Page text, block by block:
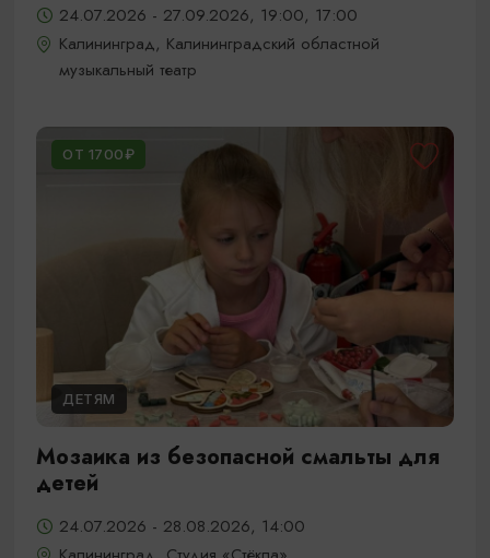
24.07.2026 - 27.09.2026, 19:00, 17:00
Калининград, Калининградский областной
музыкальный театр
ОТ 1700₽
ДЕТЯМ
Мозаика из безопасной смальты для
детей
24.07.2026 - 28.08.2026, 14:00